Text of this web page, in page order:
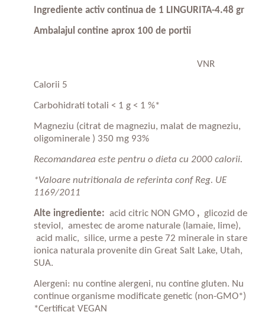
Ingrediente activ continua de 1 LINGURITA-4.48 gr
Ambalajul contine aprox 100 de portii
VNR
Calorii 5
Carbohidrati totali < 1 g < 1 %*
Magneziu (citrat de magneziu, malat de magneziu,
oligominerale ) 350 mg 93%
Recomandarea este pentru o dieta cu 2000 calorii.
*Valoare nutritionala de referinta conf Reg. UE
1169/2011
Alte ingrediente: acid citric NON GMO , glicozid de
steviol, amestec de arome naturale (lamaie, lime),
acid malic, silice, urme a peste 72 minerale in stare
ionica naturala provenite din Great Salt Lake, Utah,
SUA.
Alergeni: nu contine alergeni, nu contine gluten. Nu
continue organisme modificate genetic (non-GMO*)
*Certificat VEGAN